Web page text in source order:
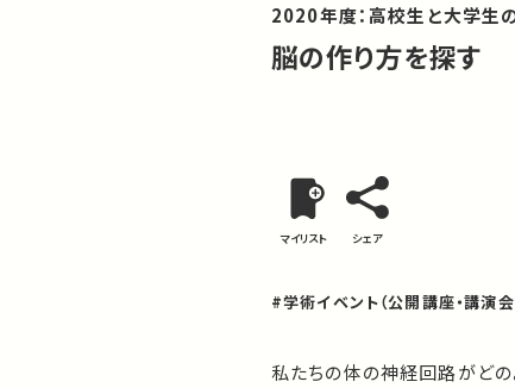
2020年度：高校生と大学生
脳の作り方を探す
マイリスト シェア
#学術イベント（公開講座・講演会
私たちの体の神経回路がどの